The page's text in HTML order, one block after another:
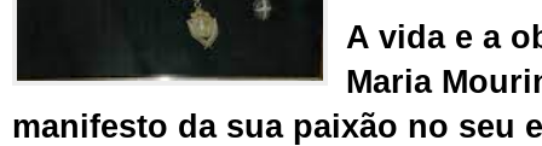
A vida e a
Maria
manifesto da sua paixão no seu